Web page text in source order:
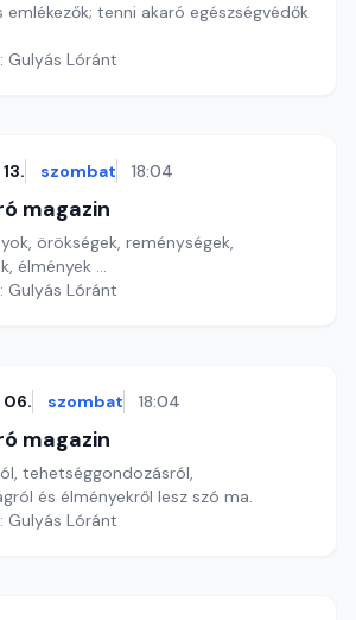
emlékezők; tenni akaró egészségvédők
Gulyás Lóránt
szombat 18:04
magazin
örökségek, reménységek,
élmények ...
Gulyás Lóránt
06. szombat 18:04
magazin
tehetséggondozásról,
és élményekről lesz szó ma.
Gulyás Lóránt